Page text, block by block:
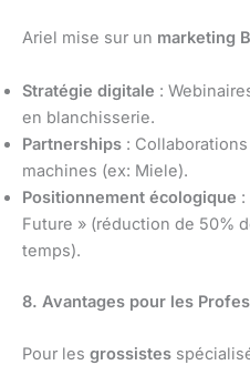
Ariel mise sur un marketing
Stratégie digitale :
en blanchisserie.
Partnerships :
machines (ex: Miele).
Positionnement écologique :
Future » (réduction de 50%
temps).
8. Avantages pour les
Pour les grossistes